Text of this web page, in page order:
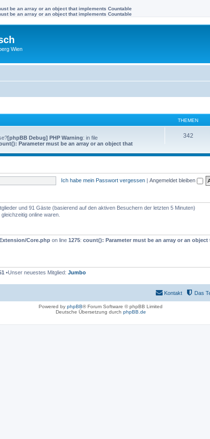
be an array or an object that implements Countable
be an array or an object that implements Countable
Wien
THEMEN
[phpBB Debug] PHP Warning: in file
Parameter must be an array or an object that
342
Ich habe mein Passwort vergessen | Angemeldet bleiben
und 91 Gäste (basierend auf den aktiven Besuchern der letzten 5 Minuten)
online waren.
Core.php on line 1275: count(): Parameter must be an array or an
•Unser neuestes Mitglied: Jumbo
Das
Kontakt
Powered by phpBB® Forum Software © phpBB Limited
Deutsche Übersetzung durch phpBB.de